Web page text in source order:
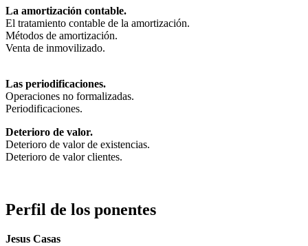
La amortización contable.
El tratamiento contable de la amortización.
Métodos de amortización.
Venta de inmovilizado.
Las periodificaciones.
Operaciones no formalizadas.
Periodificaciones.
Deterioro de valor.
Deterioro de valor de existencias.
Deterioro de valor clientes.
Perfil de los ponentes
Jesus Casas